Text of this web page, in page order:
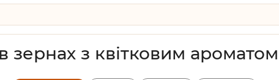
зернах з квітковим ароматом